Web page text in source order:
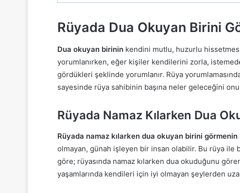
Rüyada Dua Okuyan Birini
Dua okuyan birinin kendini mutlu, huzurlu
yorumlanırken, eğer kişiler kendilerini zorla,
gördükleri şeklinde yorumlanır. Rüya
sayesinde rüya sahibinin başına neler geleceğini
Rüyada Namaz Kılarken Dua
Rüyada namaz kılarken dua okuyan birini görmenin
olmayan, günah işleyen bir insan olabilir. Bu rüya
göre; rüyasında namaz kılarken dua okuduğunu
yaşamlarında kendileri için iyi olmayan şeylerden